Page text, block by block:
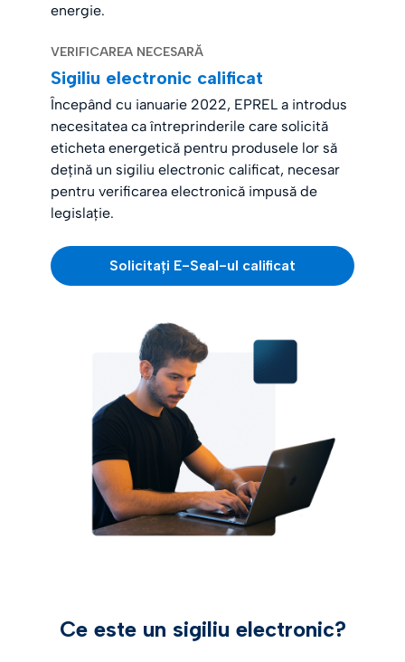
energie.
VERIFICAREA NECESARĂ
Sigiliu electronic calificat
Începând cu ianuarie 2022, EPREL a introdus
necesitatea ca întreprinderile care solicită
eticheta energetică pentru produsele lor să
dețină un sigiliu electronic calificat, necesar
pentru verificarea electronică impusă de
legislație.
Solicitați E-Seal-ul calificat
Ce este un sigiliu electronic?